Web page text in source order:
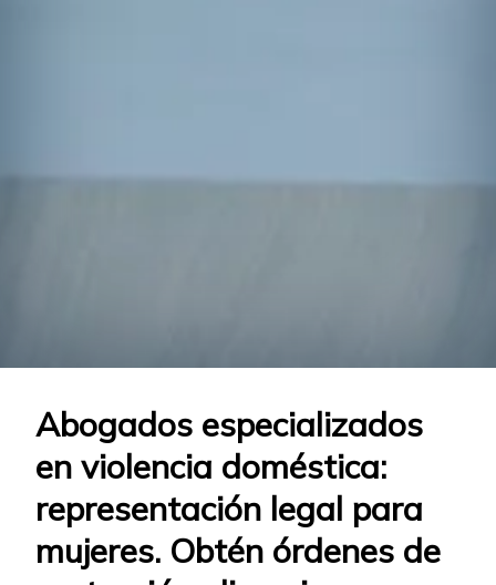
Abogados especializados
en violencia doméstica:
representación legal para
mujeres. Obtén órdenes de